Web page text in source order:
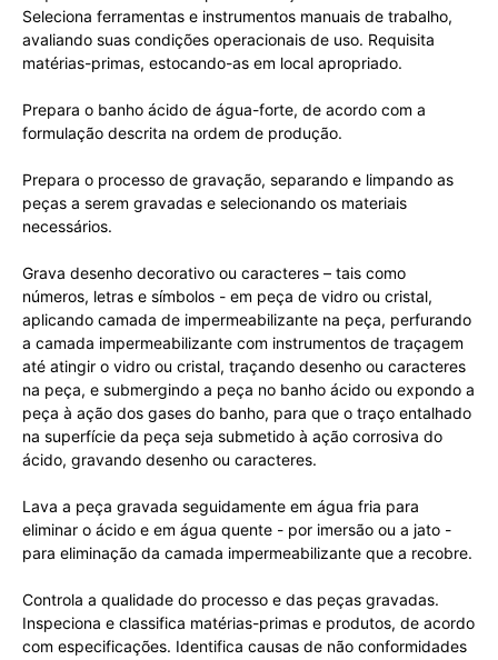
Seleciona ferramentas e instrumentos manuais de trabalho,
avaliando suas condições operacionais de uso. Requisita
matérias-primas, estocando-as em local apropriado.
Prepara o banho ácido de água-forte, de acordo com a
formulação descrita na ordem de produção.
Prepara o processo de gravação, separando e limpando as
peças a serem gravadas e selecionando os materiais
necessários.
Grava desenho decorativo ou caracteres – tais como
números, letras e símbolos - em peça de vidro ou cristal,
aplicando camada de impermeabilizante na peça, perfurando
a camada impermeabilizante com instrumentos de traçagem
até atingir o vidro ou cristal, traçando desenho ou caracteres
na peça, e submergindo a peça no banho ácido ou expondo a
peça à ação dos gases do banho, para que o traço entalhado
na superfície da peça seja submetido à ação corrosiva do
ácido, gravando desenho ou caracteres.
Lava a peça gravada seguidamente em água fria para
eliminar o ácido e em água quente - por imersão ou a jato -
para eliminação da camada impermeabilizante que a recobre.
Controla a qualidade do processo e das peças gravadas.
Inspeciona e classifica matérias-primas e produtos, de acordo
com especificações. Identifica causas de não conformidades